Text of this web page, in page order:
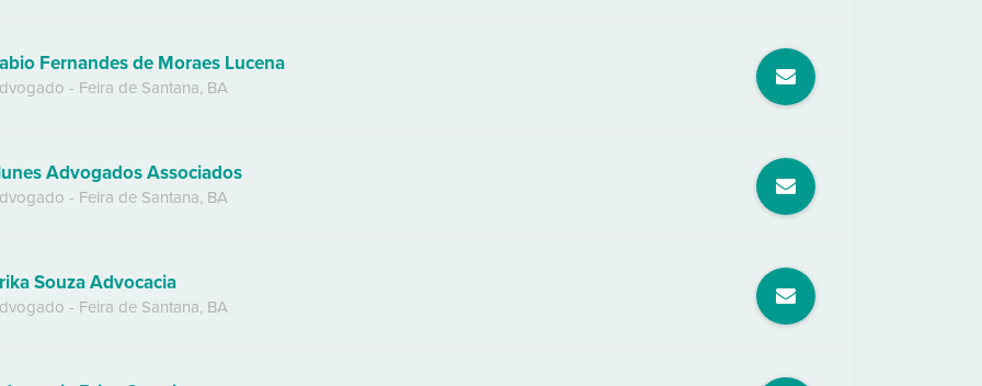
Fernandes de Moraes Lucena
- Feira de Santana, BA
Advogados Associados
- Feira de Santana, BA
Souza Advocacia
- Feira de Santana, BA